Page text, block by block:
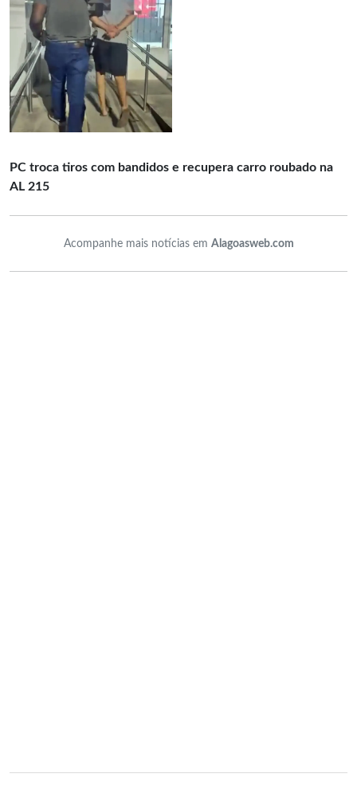
PC troca tiros com bandidos e recupera carro roubado na
AL 215
Acompanhe mais notícias em Alagoasweb.com